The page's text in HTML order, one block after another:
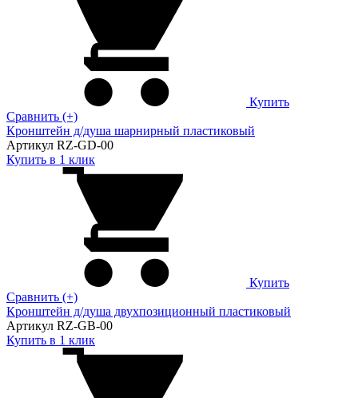
Купить
Сравнить (+)
Кронштейн д/душа шарнирный пластиковый
Артикул RZ-GD-00
Купить в 1 клик
Купить
Сравнить (+)
Кронштейн д/душа двухпозиционный пластиковый
Артикул RZ-GB-00
Купить в 1 клик